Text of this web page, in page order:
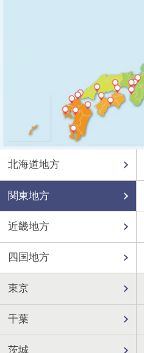
北海道地方
関東地方
近畿地方
四国地方
東京
千葉
茨城